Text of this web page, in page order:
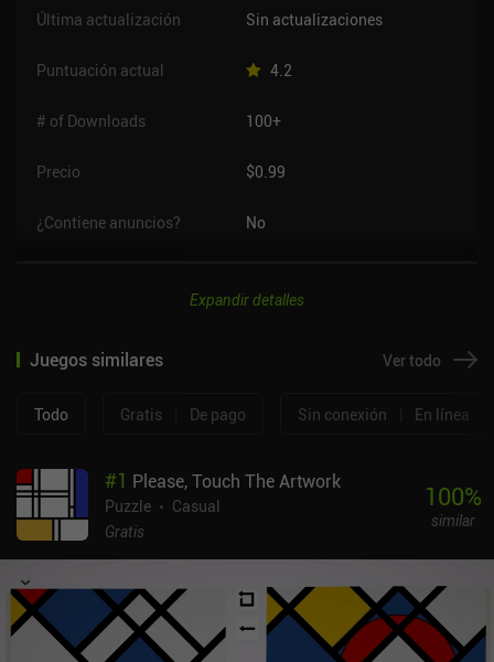
Última actualización Sin actualizaciones
Puntuación actual 4.2
# of Downloads 100+
Precio $0.99
¿Contiene anuncios? No
Expandir detalles
Juegos similares Ver todo
Todo Gratis De pago Sin conexión En línea
#1 Please, Touch The Artwork
Puzzle
Casual
Gratis
100%
similar